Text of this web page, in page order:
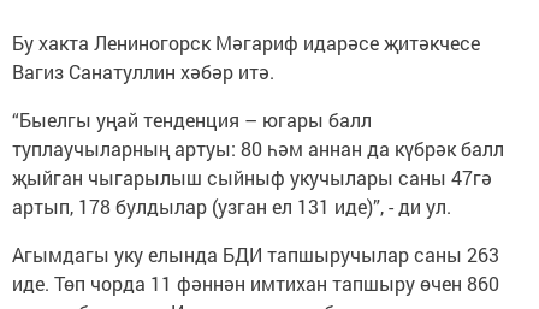
Бу хакта Лениногорск Мәгариф идарәсе җитәкчесе
Вагиз Санатуллин хәбәр итә.
“Быелгы уңай тенденция – югары балл
туплаучыларның артуы: 80 һәм аннан да күбрәк балл
җыйган чыгарылыш сыйныф укучылары саны 47гә
артып, 178 булдылар (узган ел 131 иде)”, - ди ул.
Агымдагы уку елында БДИ тапшыручылар саны 263
иде. Төп чорда 11 фәннән имтихан тапшыру өчен 860